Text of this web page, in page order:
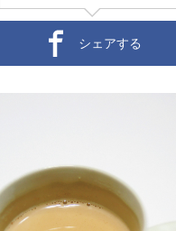
シェアする